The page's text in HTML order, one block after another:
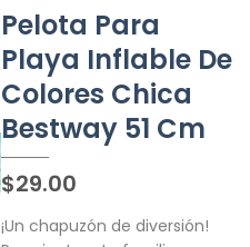
Pelota Para
Playa Inflable De
Colores Chica
Bestway 51 Cm
$29.00
¡Un chapuzón de diversión!